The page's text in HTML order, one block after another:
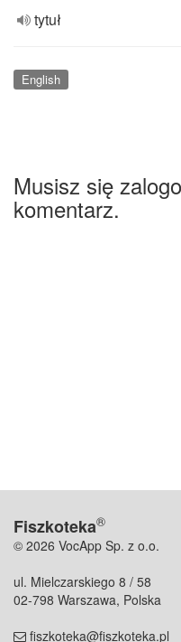
tytuł
English
Musisz się
komentarz.
Fiszkoteka®
© 2026 VocApp Sp. z o.o.
ul. Mielczarskiego 8 / 58
02-798 Warszawa, Polska
fiszkoteka@fiszkoteka.pl